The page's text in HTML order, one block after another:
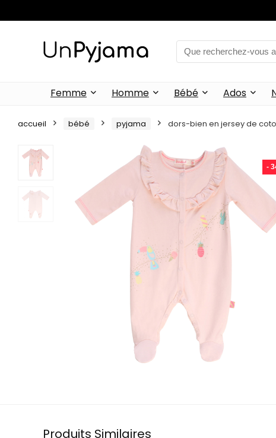
Femme Homme Bébé Ados
accueil bébé pyjama dors-bien en jersey de
-
Produits Similaires